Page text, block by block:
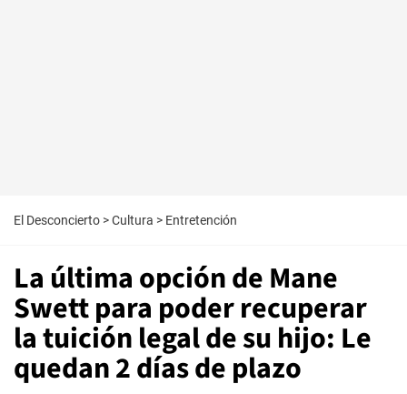
El Desconcierto >Cultura > Entretención
La última opción de Mane
Swett para poder recuperar
la tuición legal de su hijo: Le
quedan 2 días de plazo